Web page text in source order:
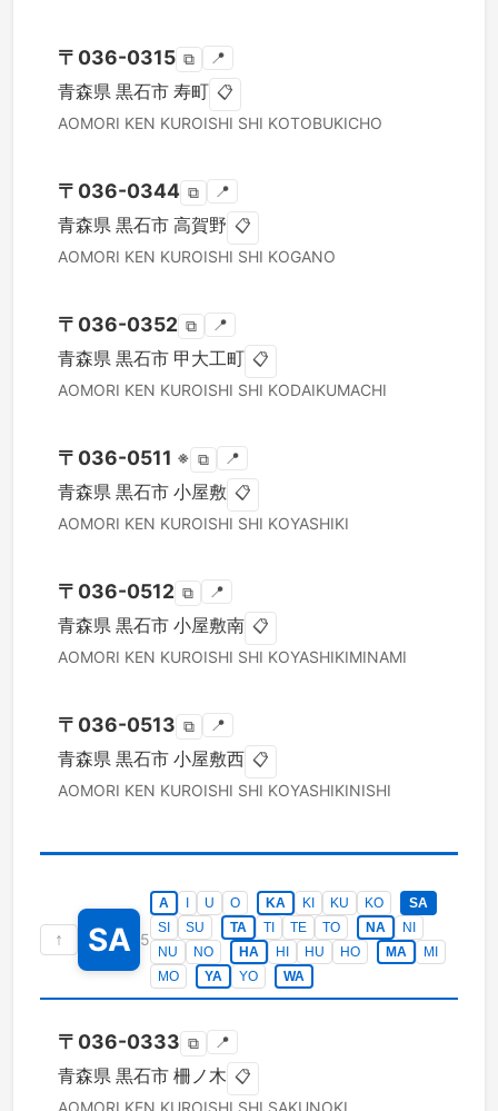
〒 036-0315 ⧉ 📍
青森県 黒石市 寿町 📋
AOMORI KEN KUROISHI SHI KOTOBUKICHO
〒 036-0344 ⧉ 📍
青森県 黒石市 高賀野 📋
AOMORI KEN KUROISHI SHI KOGANO
〒 036-0352 ⧉ 📍
青森県 黒石市 甲大工町 📋
AOMORI KEN KUROISHI SHI KODAIKUMACHI
〒 036-0511 ※ ⧉ 📍
青森県 黒石市 小屋敷 📋
AOMORI KEN KUROISHI SHI KOYASHIKI
〒 036-0512 ⧉ 📍
青森県 黒石市 小屋敷南 📋
AOMORI KEN KUROISHI SHI KOYASHIKIMINAMI
〒 036-0513 ⧉ 📍
青森県 黒石市 小屋敷西 📋
AOMORI KEN KUROISHI SHI KOYASHIKINISHI
↑ SA 5
A U O KA KI KU KO
SA
SI
SU TA TI TE TO NA
NI
NU
NO HA HI HU HO MA
MI
MO
YA YO WA
〒 036-0333 ⧉ 📍
青森県 黒石市 柵ノ木 📋
AOMORI KEN KUROISHI SHI SAKUNOKI